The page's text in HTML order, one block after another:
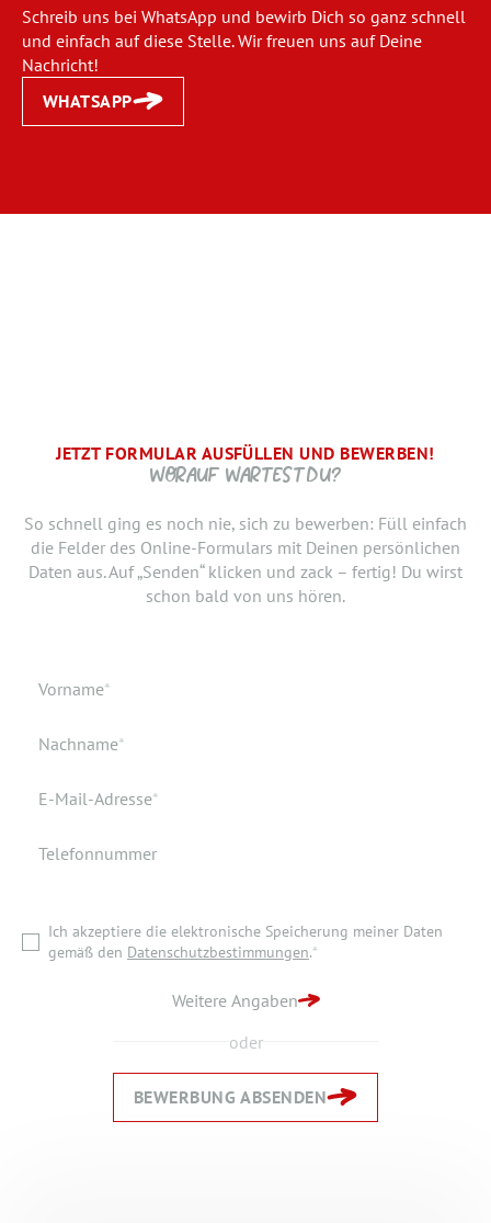
Schreib uns bei WhatsApp und bewirb Dich so ganz schnell
und einfach auf diese Stelle. Wir freuen uns auf Deine
Nachricht!
WHATSAPP
JETZT FORMULAR AUSFÜLLEN UND BEWERBEN!
WORAUF WARTEST DU?
So schnell ging es noch nie, sich zu bewerben: Füll einfach
die Felder des Online-Formulars mit Deinen persönlichen
Daten aus. Auf „Senden“ klicken und zack – fertig! Du wirst
schon bald von uns hören.
Pflichtfeld
Vorname*
Pflichtfeld
Nachname*
Pflichtfeld
E-Mail-Adresse*
Telefonnummer
Ich akzeptiere die elektronische Speicherung meiner Daten
gemäß den Datenschutzbestimmungen.*
Weitere Angaben
oder
BEWERBUNG ABSENDEN
BRAUCHEN WIR NOCH ...
SCHRITT.
bist, den neuen Job anzutreten. Du möchtest Deiner
Bewerbung doch noch einen Lebenslauf oder ein anderes
Dokument hinzufügen? Hier kannst Du es hochladen.
Verfügbar ab
Dokumente
Ich akzeptiere die elektronische Speicherung meiner Daten
DANKE, WIR FREUEN UNS AUF DICH UND MELDEN UNS
ZURÜCK ZUR STARTSEITE